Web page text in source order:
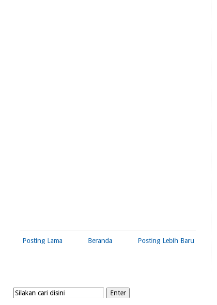
Posting Lebih Baru
Posting Lama Beranda